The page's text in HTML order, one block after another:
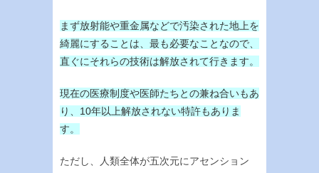
まず放射能や重金属などで汚染された地上を
綺麗にすることは、最も必要なことなので、
直ぐにそれらの技術は解放されて行きます。
現在の医療制度や医師たちとの兼ね合いもあ
り、10年以上解放されない特許もありま
す。
ただし、人類全体が五次元にアセンション